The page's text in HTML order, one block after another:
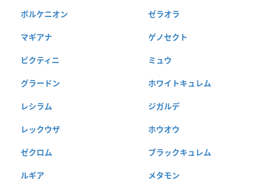
ボルケニオン ゼラオラ
マギアナ ゲノセクト
ビクティニ ミュウ
グラードン ホワイトキュレム
レシラム ジガルデ
レックウザ ホウオウ
ゼクロム ブラックキュレム
ルギア メタモン